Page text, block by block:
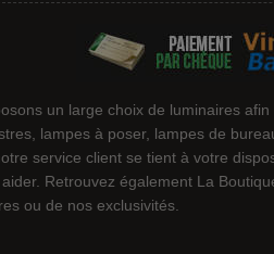
un large choix de luminaires
lampes à poser, lampes de
service client se tient à votre
Retrouvez également La
ou de nos exclusivités.